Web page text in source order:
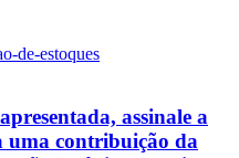
de-estoques
assinale a
uma contribuição da